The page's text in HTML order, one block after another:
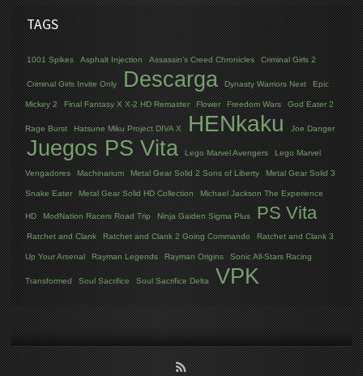
TAGS
1001 Spikes Asphalt Injection Assassin’s Creed Chronicles Criminal Girls 2
Criminal Girls Invite Only Descarga Dynasty Warriors Next Epic
Mickey 2 Final Fantasy X X-2 HD Remaster Flower Freedom Wars God Eater 2
Rage Burst Hatsune Miku Project DIVA X HENkaku Joe Danger
Juegos PS Vita Lego Marvel Avengers Lego Marvel
Vengadores Machinarium Metal Gear Solid 2 Sons of Liberty Metal Gear Solid 3
Snake Eater Metal Gear Solid HD Collection Michael Jackson The Experience
HD ModNation Racers Road Trip Ninja Gaiden Sigma Plus PS Vita
Ratchet and Clank Ratchet and Clank 2 Going Commando Ratchet and Clank 3
Up Your Arsenal Rayman Legends Rayman Origins Sonic All-Stars Racing
Transformed Soul Sacrifice Soul Sacrifice Delta VPK